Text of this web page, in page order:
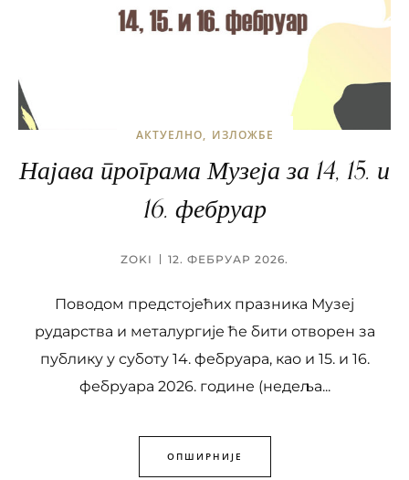
АКТУЕЛНО ИЗЛОЖБЕ
Најава програма Музеја за 14, 15. и
16. фебруар
ZOKI 12. ФЕБРУАР 2026.
Поводом предстојећих празника Музеј
рударства и металургије ће бити отворен за
публику у суботу 14. фебруара, као и 15. и 16.
фебруара 2026. године (недеља...
ОПШИРНИЈЕ